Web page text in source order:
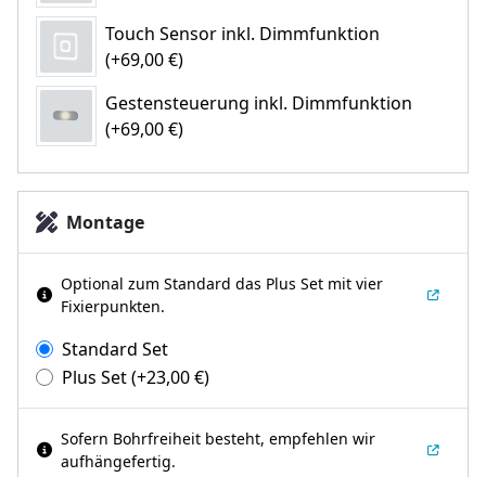
Touch Sensor inkl. Dimmfunktion
(+69,00 €)
Gestensteuerung inkl. Dimmfunktion
(+69,00 €)
Montage
Optional zum Standard das Plus Set mit vier
Fixierpunkten.
Standard Set
Plus Set(+23,00€)
Sofern Bohrfreiheit besteht, empfehlen wir
aufhängefertig.